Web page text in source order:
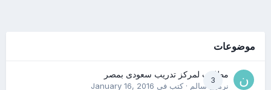
موضوعات
3
مطلوب لمركز تدريب سعودى بمصر
نرمين سالم· كتب في January 16, 2016